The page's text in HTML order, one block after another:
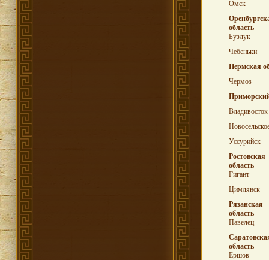
Омск
область
Бузлук
Чебеньки
Пермская
Чермоз
Владивосток
Уссурийск
Ростовская
область
Гигант
Цимлянск
Рязанская
область
Павелец
область
Ершов